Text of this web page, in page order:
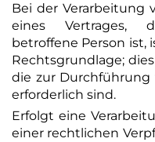
Bei der Verarbeitung
eines Vertrages,
betroffene Person ist,
Rechtsgrundlage;
die zur Durchführung
erforderlich sind.
Erfolgt eine
einer rechtlichen